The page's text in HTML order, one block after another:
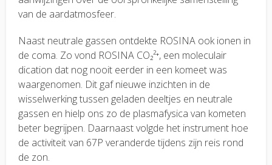
van de aardatmosfeer.
Naast neutrale gassen ontdekte ROSINA ook ionen in
de coma. Zo vond ROSINA CO₂²⁺, een moleculair
dication dat nog nooit eerder in een komeet was
waargenomen. Dit gaf nieuwe inzichten in de
wisselwerking tussen geladen deeltjes en neutrale
gassen en hielp ons zo de plasmafysica van kometen
beter begrijpen. Daarnaast volgde het instrument hoe
de activiteit van 67P veranderde tijdens zijn reis rond
de zon.